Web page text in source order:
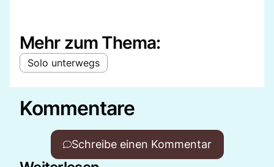
Mehr zum Thema:
Solo unterwegs
Kommentare
Schreibe einen Kommentar